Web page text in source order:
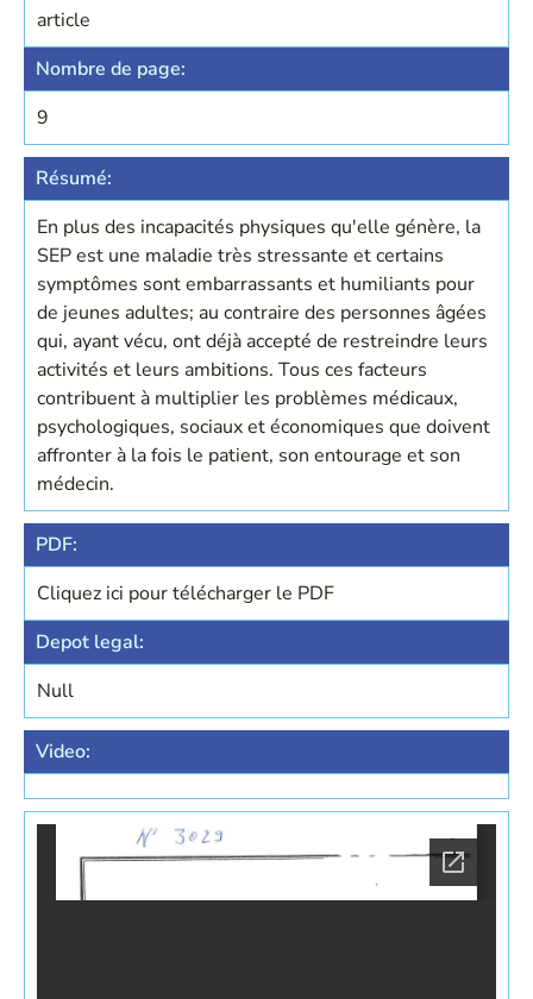
article
Nombre de page:
9
Résumé:
En plus des incapacités physiques qu'elle génère, la
SEP est une maladie très stressante et certains
symptômes sont embarrassants et humiliants pour
de jeunes adultes; au contraire des personnes âgées
qui, ayant vécu, ont déjà accepté de restreindre leurs
activités et leurs ambitions. Tous ces facteurs
contribuent à multiplier les problèmes médicaux,
psychologiques, sociaux et économiques que doivent
affronter à la fois le patient, son entourage et son
médecin.
PDF:
Cliquez ici pour télécharger le PDF
Depot legal:
Null
Video: